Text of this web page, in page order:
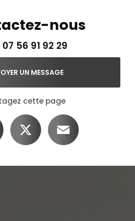
nous
07 56 91 92 29
UN MESSAGE
cette page
Facebook